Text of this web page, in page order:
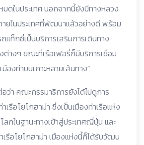
ดในประเทศ นอกจากนี้ยังมีทางหลวง
ายในประเทศที่พัฒนาแล้วอย่างดี พร้อม
ท็กซี่เป็นบริการเสริมการเดินทาง
ต่างๆ ขณะที่เรือเฟอรี่ก็มีบริการเชื่อม
องท่าบนเกาะหลายเส้นทาง”
ว่า คณะกรรมาธิการยังได้ไปดูการ
เรือโยโกฮาม่า ซึ่งเป็นเมืองท่าเรือแห่ง
กในฐานะทางเข้าสู่ประเทศญี่ปุ่น และ
รือโยโกฮาม่า เมืองแห่งนี้ก็ได้รับวัฒน